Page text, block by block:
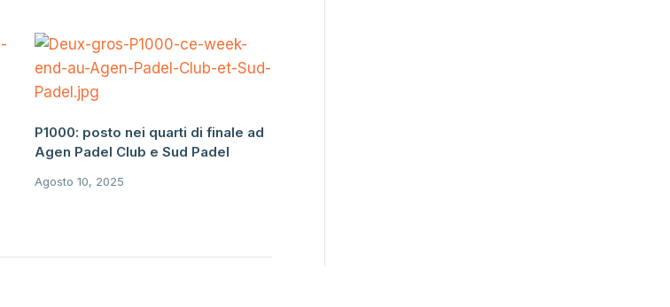
P1000: posto nei quarti di finale ad
Agen Padel Club e Sud Padel
Agosto 10, 2025